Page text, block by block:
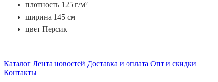
плотность 125 г/м²
ширина 145 см
цвет Персик
Каталог Лента новостей Доставка и оплата Опт и скидки
Контакты